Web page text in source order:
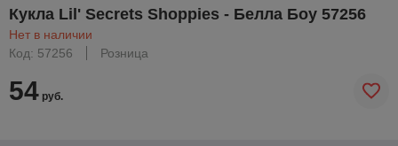
Кукла Lil' Secrets Shoppies - Белла Боу 57256
Нет в наличии
Код: 57256
Розница
54 руб.